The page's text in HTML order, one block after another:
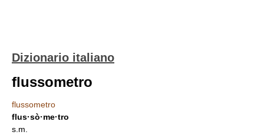
Dizionario italiano
flussometro
flussometro
flus·sò·me·tro
s.m.